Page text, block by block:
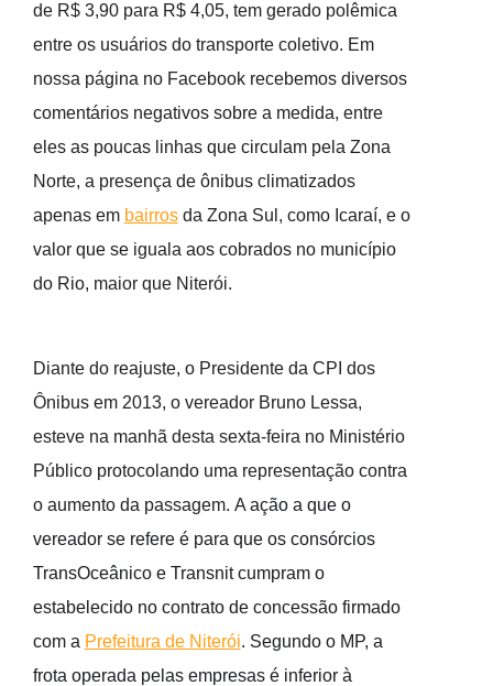
de R$ 3,90 para R$ 4,05, tem gerado polêmica
entre os usuários do transporte coletivo. Em
nossa página no Facebook recebemos diversos
comentários negativos sobre a medida, entre
eles as poucas linhas que circulam pela Zona
Norte, a presença de ônibus climatizados
apenas em bairrosda Zona Sul, como Icaraí, e o
valor que se iguala aos cobrados no município
do Rio, maior que Niterói.
Diante do reajuste, o Presidente da CPI dos
Ônibus em 2013, o vereador Bruno Lessa,
esteve na manhã desta sexta-feira no Ministério
Público protocolando uma representação contra
o aumento da passagem. A ação a que o
vereador se refere é para que os consórcios
TransOceânico e Transnit cumpram o
estabelecido no contrato de concessão firmado
com a Prefeitura de Niterói. Segundo o MP, a
frota operada pelas empresas é inferior à